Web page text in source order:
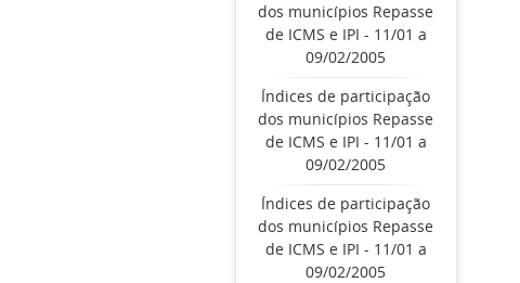
dos municípios Repasse
de ICMS e IPI - 11/01 a
09/02/2005
Índices de participação
dos municípios Repasse
de ICMS e IPI - 11/01 a
09/02/2005
Índices de participação
dos municípios Repasse
de ICMS e IPI - 11/01 a
09/02/2005